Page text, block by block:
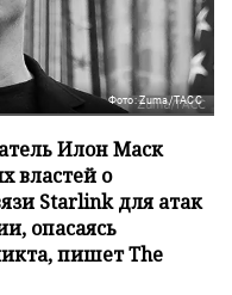
Фото: Zuma/ТАСС
Илон Маск
властей о
Starlink для атак
опасаясь
пишет The